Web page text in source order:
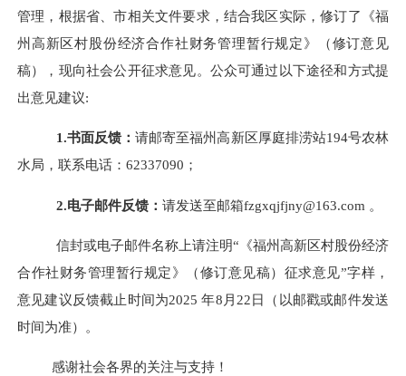
管理，根据省、市相关文件要求，结合我区实际，修订了《福
州高新区村股份经济合作社财务管理暂行规定》（修订意见
稿），现向社会公开征求意见。公众可通过以下途径和方式提
出意见建议:
1.书面反馈：请邮寄至福州高新区厚庭排涝站194号农林
水局，联系电话：62337090；
2.电子邮件反馈： 请发送至邮箱fzgxqjfjny@163.com 。
信封或电子邮件名称上请注明“《福州高新区村股份经济
合作社财务管理暂行规定》（修订意见稿）征求意见”字样，
意见建议反馈截止时间为2025 年8月22日（以邮戳或邮件发送
时间为准）
。
感谢社会各界的关注与支持！